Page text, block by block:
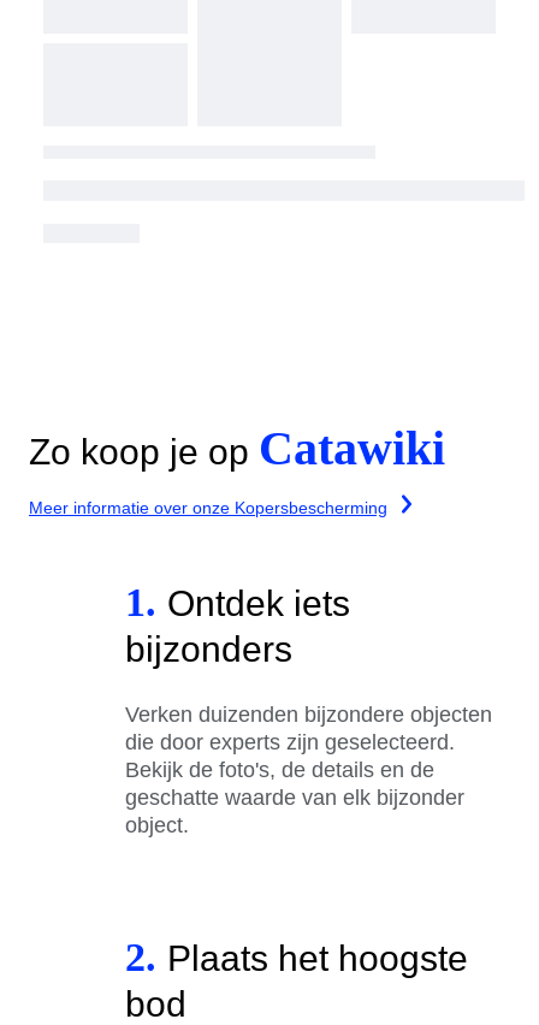
Zo koop je op Catawiki
Meer informatie over onze Kopersbescherming
1. Ontdek iets
bijzonders
Verken duizenden bijzondere objecten
die door experts zijn geselecteerd.
Bekijk de foto's, de details en de
geschatte waarde van elk bijzonder
object.
2. Plaats het hoogste
bod